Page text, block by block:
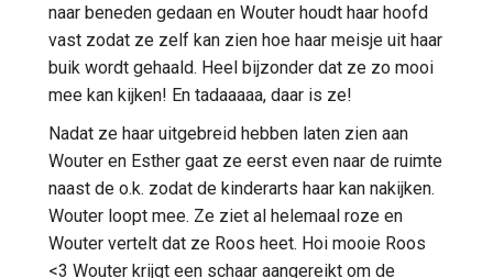
naar beneden gedaan en Wouter houdt haar hoofd
vast zodat ze zelf kan zien hoe haar meisje uit haar
buik wordt gehaald. Heel bijzonder dat ze zo mooi
mee kan kijken! En tadaaaaa, daar is ze!
Nadat ze haar uitgebreid hebben laten zien aan
Wouter en Esther gaat ze eerst even naar de ruimte
naast de o.k. zodat de kinderarts haar kan nakijken.
Wouter loopt mee. Ze ziet al helemaal roze en
Wouter vertelt dat ze Roos heet. Hoi mooie Roos
<3 Wouter krijgt een schaar aangereikt om de